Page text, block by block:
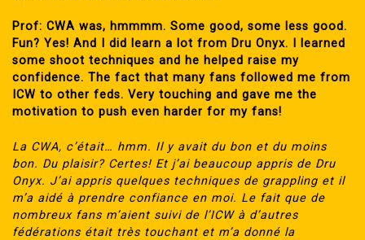
Prof: CWA was, hmmmm. Some good, some less good.
Fun? Yes! And I did learn a lot from Dru Onyx. I learned
some shoot techniques and he helped raise my
confidence. The fact that many fans followed me from
ICW to other feds. Very touching and gave me the
motivation to push even harder for my fans!
La CWA, c’était… hmm. Il y avait du bon et du moins
bon. Du plaisir? Certes! Et j’ai beaucoup appris de Dru
Onyx. J’ai appris quelques techniques de grappling et il
m’a aidé à prendre confiance en moi. Le fait que de
nombreux fans m’aient suivi de l’ICW à d’autres
fédérations était très touchant et m’a donné la